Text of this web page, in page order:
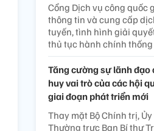
Cổng Dịch vụ công quốc
thông tin và cung cấp
tuyến, tình hình giải
thủ tục hành chính
Tăng cường sự lãnh đạo
huy vai trò của các hội
giai đoạn phát triển mới
Thay mặt Bộ Chính trị,
Thường trực Ban Bí thư